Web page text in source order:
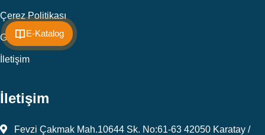
E-Katalog
Çerez Politikası
Galeri
İletişim
İletişim
Fevzi Çakmak Mah.10644 Sk. No:61-63 42050 Karatay /